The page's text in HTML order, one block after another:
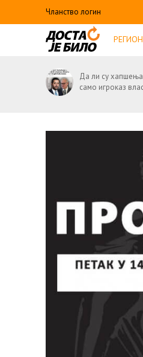
Чланство логин
Да ли су хапшења
само игроказ